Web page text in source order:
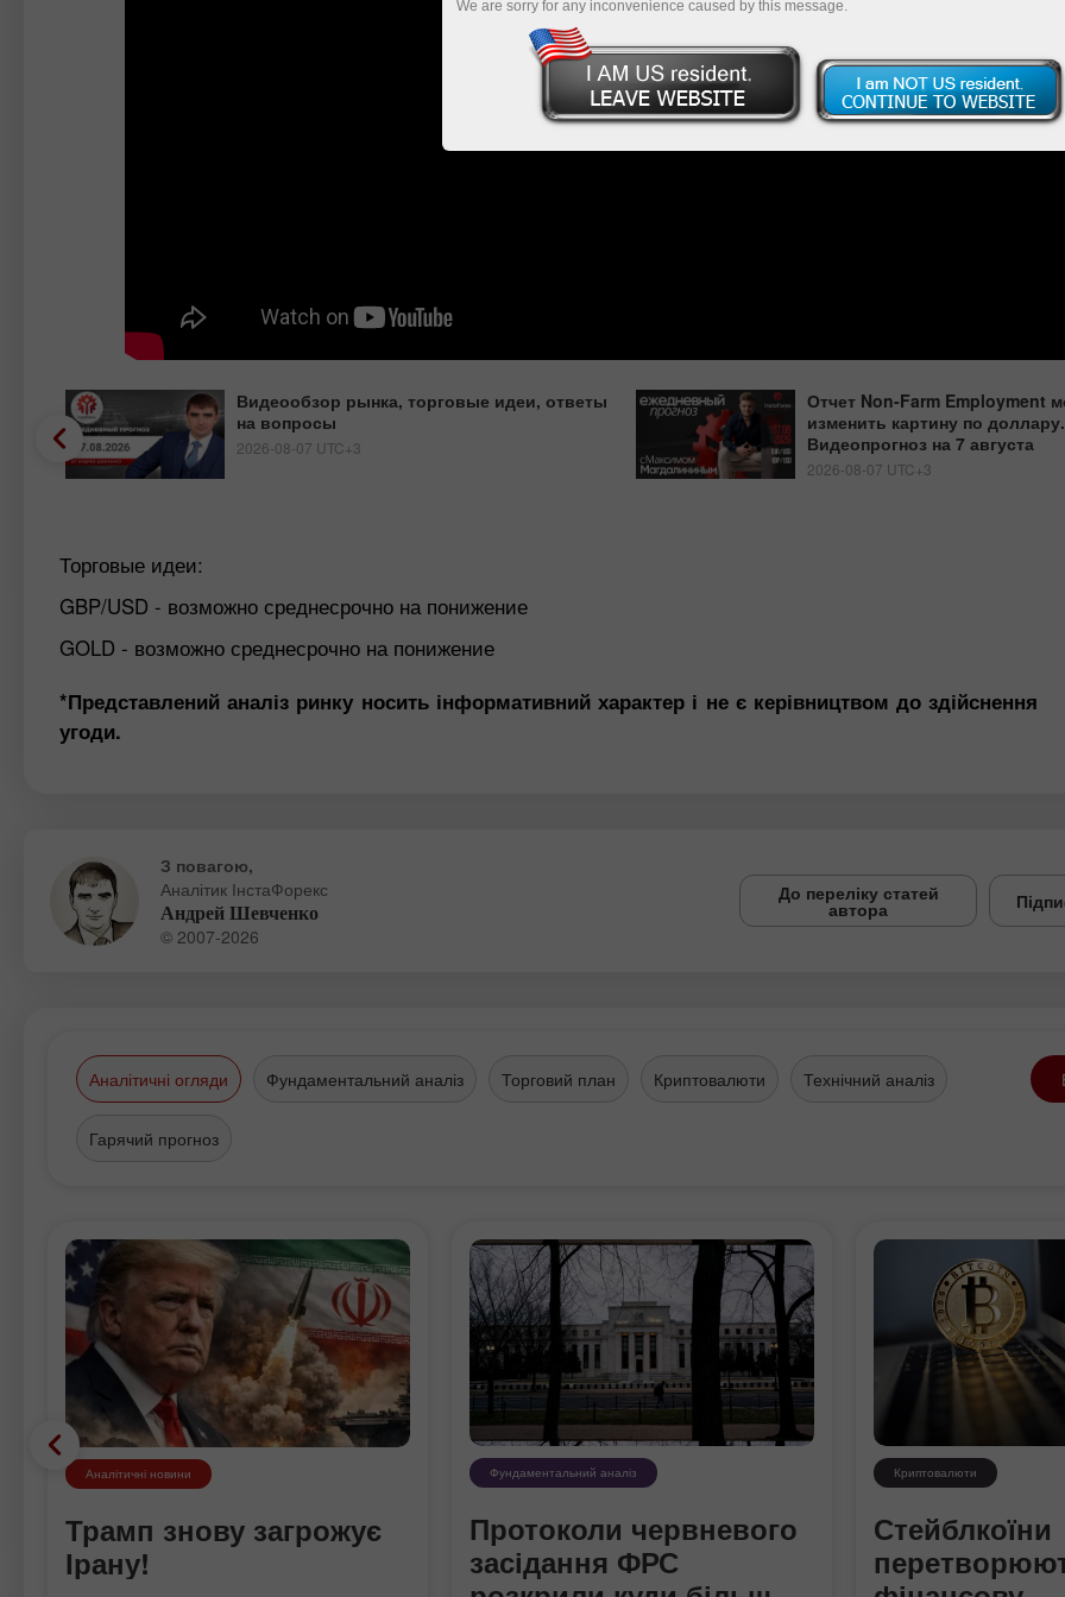
Видеообзор рынка, торговые идеи, ответы
на вопросы
2026-08-07 UTC+3
Отчет Non-Farm Employment
изменить картину по доллару.
Видеопрогноз на 7 августа
2026-08-07 UTC+3
Торговые идеи:
GBP/USD - возможно среднесрочно на понижение
GOLD - возможно среднесрочно на понижение
*Представлений аналіз ринку носить інформативний характер і не є керівництвом до здійснення
угоди.
З повагою,
Аналітик ІнстаФорекс
Андрей Шевченко
© 2007-2026
До переліку статей
автора
Аналітичні огляди Фундаментальний аналіз Торговий план Криптовалюти Технічний аналіз
Гарячий прогноз
Аналітичні новини
Трамп знову загрожує
Ірану!
Фундаментальний аналіз
Протоколи червневого
засідання ФРС
Криптовалюти
Стейблкоїни
We are sorry for any inconvenience caused by this message.